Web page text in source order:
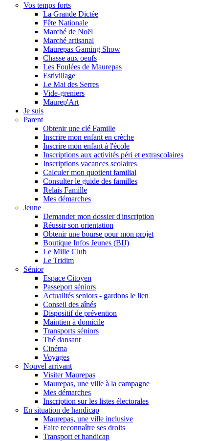
Vos temps forts
La Grande Dictée
Fête Nationale
Marché de Noël
Marché artisanal
Maurepas Gaming Show
Chasse aux oeufs
Les Foulées de Maurepas
Estivillage
Le Mai des Serres
Vide-greniers
Maurep'Art
Je suis
Parent
Obtenir une clé Famille
Inscrire mon enfant en crèche
Inscrire mon enfant à l'école
Inscriptions aux activités péri et extrascolaires
Inscriptions vacances scolaires
Calculer mon quotient familial
Consulter le guide des familles
Relais Famille
Mes démarches
Jeune
Demander mon dossier d'inscription
Réussir son orientation
Obtenir une bourse pour mon projet
Boutique Infos Jeunes (BIJ)
Le Mille Club
Le Tridim
Sénior
Espace Citoyen
Passeport séniors
Actualités seniors - gardons le lien
Conseil des aînés
Dispositif de prévention
Maintien à domicile
Transports séniors
Thé dansant
Cinéma
Voyages
Nouvel arrivant
Visiter Maurepas
Maurepas, une ville à la campagne
Mes démarches
Inscription sur les listes électorales
En situation de handicap
Maurepas, une ville inclusive
Faire reconnaître ses droits
Transport et handicap